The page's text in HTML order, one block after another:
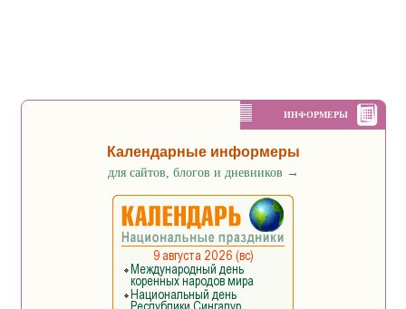
ИНФОРМЕРЫ
Календарные информеры
для сайтов, блогов и дневников →